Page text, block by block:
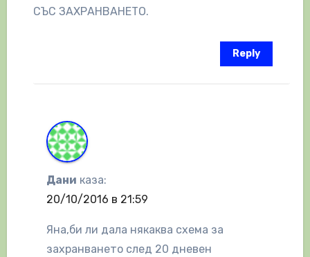
СЪС ЗАХРАНВАНЕТО.
Reply
Дани каза:
20/10/2016 в 21:59
Яна,би ли дала някаква схема за
захранването след 20 дневен